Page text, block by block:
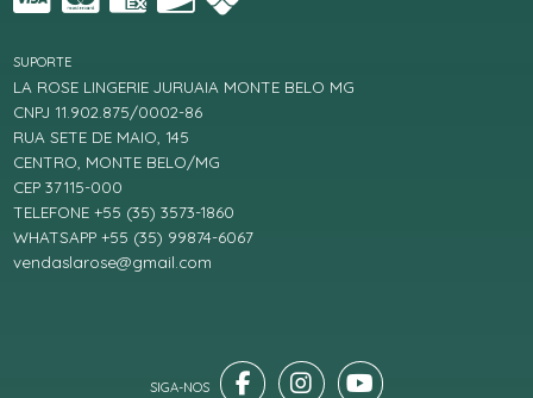
SUPORTE
LA ROSE LINGERIE JURUAIA MONTE BELO MG
CNPJ 11.902.875/0002-86
RUA SETE DE MAIO, 145
CENTRO, MONTE BELO/MG
CEP 37115-000
TELEFONE +55 (35) 3573-1860
WHATSAPP +55 (35) 99874-6067
vendaslarose@gmail.com